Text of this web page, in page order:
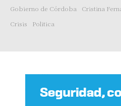
Gobierno de Córdoba
Cristina
Crisis
Politica